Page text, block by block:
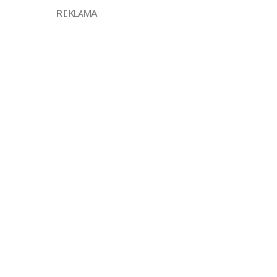
REKLAMA